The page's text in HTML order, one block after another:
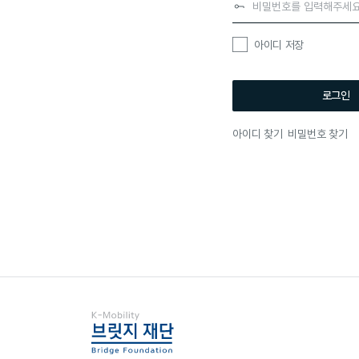
아이디 저장
로그인
아이디 찾기 비밀번호 찾기